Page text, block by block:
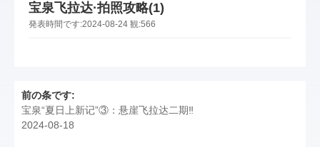
宝泉飞拉达·拍照攻略(1)
発表時間です:2024-08-24 観:566
前の条です:
宝泉“夏日上新记”③：悬崖飞拉达二期‼
2024-08-18